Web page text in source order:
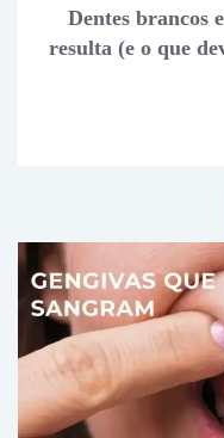
Dentes brancos
resulta (e o que